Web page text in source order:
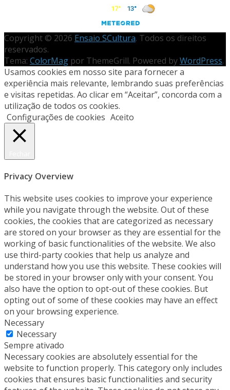
Copyright © 2026 Ensaio SCultura. Todos os direitos
reservados.
Tema: ColorMag por ThemeGrill. Powered byWordPress.
Usamos cookies em nosso site para fornecer a
experiência mais relevante, lembrando suas preferências
e visitas repetidas. Ao clicar em “Aceitar”, concorda com a
utilização de todos os cookies.
Configurações de cookies Aceito
Privacy Overview
This website uses cookies to improve your experience
while you navigate through the website. Out of these
cookies, the cookies that are categorized as necessary
are stored on your browser as they are essential for the
working of basic functionalities of the website. We also
use third-party cookies that help us analyze and
understand how you use this website. These cookies will
be stored in your browser only with your consent. You
also have the option to opt-out of these cookies. But
opting out of some of these cookies may have an effect
on your browsing experience.
Necessary
Necessary
Sempre ativado
Necessary cookies are absolutely essential for the
website to function properly. This category only includes
cookies that ensures basic functionalities and security